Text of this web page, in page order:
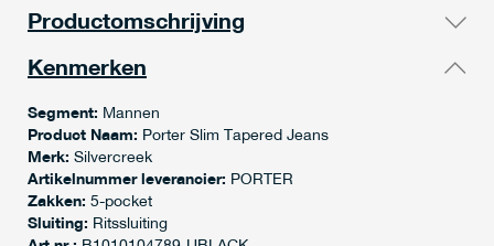
Productomschrijving
Kenmerken
Segment: Mannen
Product Naam: Porter Slim Tapered Jeans
Merk: Silvercreek
Artikelnummer leverancier: PORTER
Zakken: 5-pocket
Sluiting: Ritssluiting